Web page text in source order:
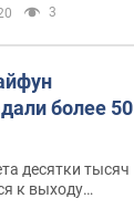
3
более 50
десятки тысяч
к выходу